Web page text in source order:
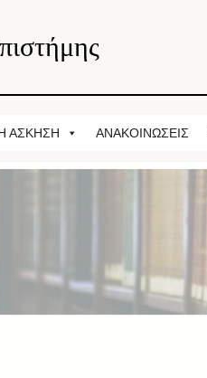
ΑΣΚΗΣΗ ΑΝΑΚΟΙΝΩΣΕΙΣ